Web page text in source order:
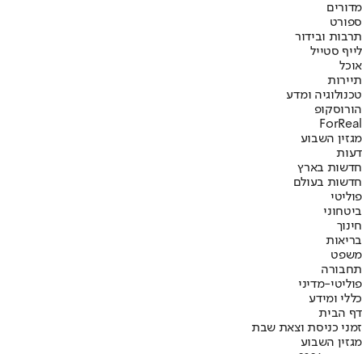
מדורים
ספורט
תרבות ובידור
לייף סטייל
אוכל
תיירות
טכנולוגיה ומדע
הורוסקופ
ForReal
מגזין השבוע
דעות
חדשות בארץ
חדשות בעולם
פוליטי
ביטחוני
חינוך
בריאות
משפט
תחבורה
פוליטי-מדיני
כללי ומידע
דף הבית
זמני כניסת וצאת שבת
מגזין השבוע